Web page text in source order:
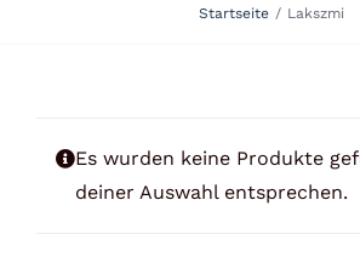
Startseite Lakszmi
Es wurden keine Produkte
deiner Auswahl entsprechen.